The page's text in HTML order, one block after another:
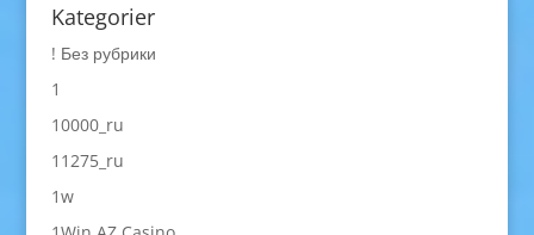
Kategorier
! Без рубрики
1
10000_ru
11275_ru
1w